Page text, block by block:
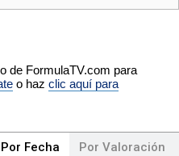
de FormulaTV.com para
o haz clic aquí para
Por Fecha Por Valoración